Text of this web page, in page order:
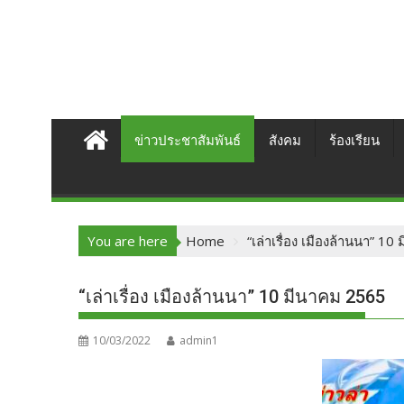
ข่าวประชาสัมพันธ์ สังคม ร้องเรียน
You are here Home “เล่าเรื่อง เมืองล้านนา”
“เล่าเรื่อง เมืองล้านนา” 10 มีนาคม 2565
10/03/2022 admin1